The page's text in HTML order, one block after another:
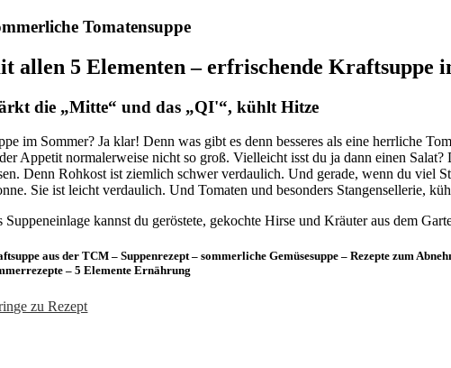
Tomatensuppe
allen 5 Elementen – erfrischende Kraftsuppe
die „Mitte“ und das „QI'“, kühlt Hitze
im Sommer? Ja klar! Denn was gibt es denn besseres als eine herrliche
Appetit normalerweise nicht so groß. Vielleicht isst du ja dann einen
Denn Rohkost ist ziemlich schwer verdaulich. Und gerade, wenn du viel
Sie ist leicht verdaulich. Und Tomaten und besonders Stangensellerie,
Suppeneinlage kannst du geröstete, gekochte Hirse und Kräuter aus dem
aus der TCM – Suppenrezept – sommerliche Gemüsesuppe – Rezepte zum
– 5 Elemente Ernährung
zu Rezept